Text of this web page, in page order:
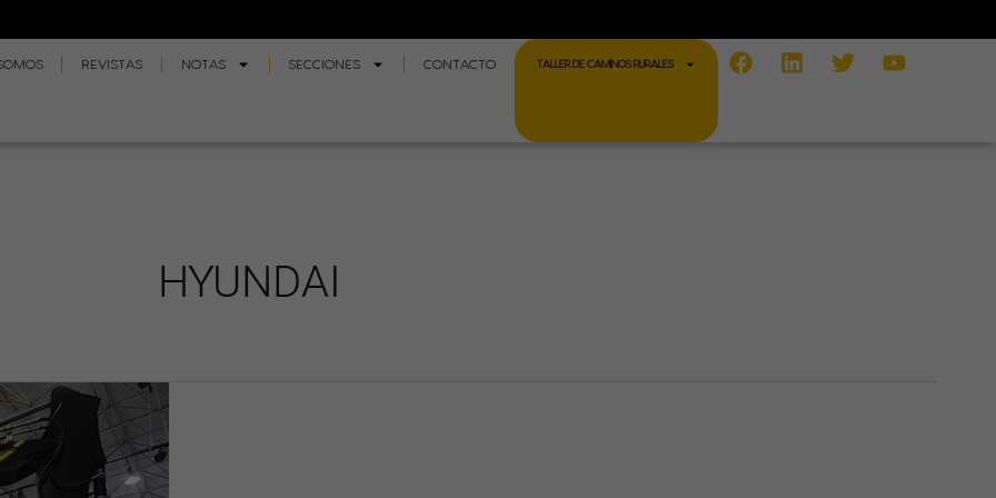
REVISTAS NOTAS SECCIONES CONTACTO TALLER DE CAMINOS RURALES
Facebook
LinkedinTwitterYoutube
HYUNDAI